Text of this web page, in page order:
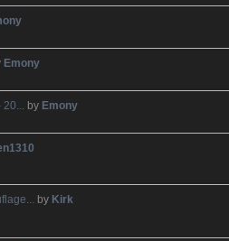
Emony
20... by Emony
by Kirk